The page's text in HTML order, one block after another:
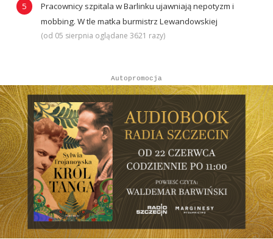
Pracownicy szpitala w Barlinku ujawniają nepotyzm i
mobbing. W tle matka burmistrz Lewandowskiej
(od 05 sierpnia oglądane 3621 razy)
Autopromocja